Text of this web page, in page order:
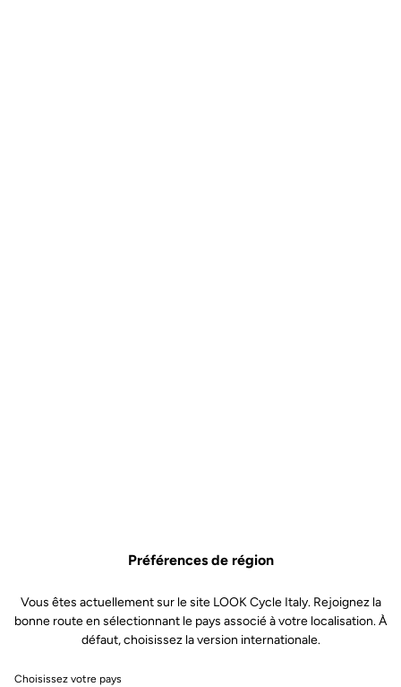
Préférences de région
Vous êtes actuellement sur le site LOOK Cycle Italy. Rejoignez la
bonne route en sélectionnant le pays associé à votre localisation. À
défaut, choisissez la version internationale.
Choisissez votre pays